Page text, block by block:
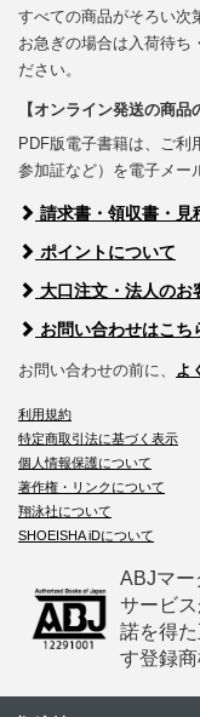
すべての商品がそろい次
お急ぎの場合は入荷待ち
ださい。
【オンライン発送の商品
PDF版電子書籍は、ご利
参加証など）を電子メー
請求書・領収書・見
ポイントについて
大口注文・法人のお
お問い合わせはこち
お問い合わせの前に、 よ
利用規約
特定商取引法に基づく表示
個人情報保護について
著作権・リンクについて
翔泳社について
SHOEISHA iDについて
ABJマー
サービ
諾を得
す登録